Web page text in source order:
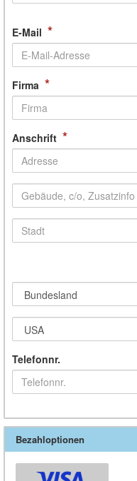
E-Mail *
Firma *
Anschrift *
Telefonnr.
Bezahloptionen